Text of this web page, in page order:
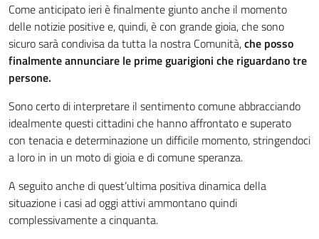
Come anticipato ieri è finalmente giunto anche il momento
delle notizie positive e, quindi, è con grande gioia, che sono
sicuro sarà condivisa da tutta la nostra Comunità,che posso
finalmente annunciare le prime guarigioni che riguardano tre
persone.
Sono certo di interpretare il sentimento comune abbracciando
idealmente questi cittadini che hanno affrontato e superato
con tenacia e determinazione un difficile momento, stringendoci
a loro in in un moto di gioia e di comune speranza.
A seguito anche di quest’ultima positiva dinamica della
situazione i casi ad oggi attivi ammontano quindi
complessivamente a cinquanta.